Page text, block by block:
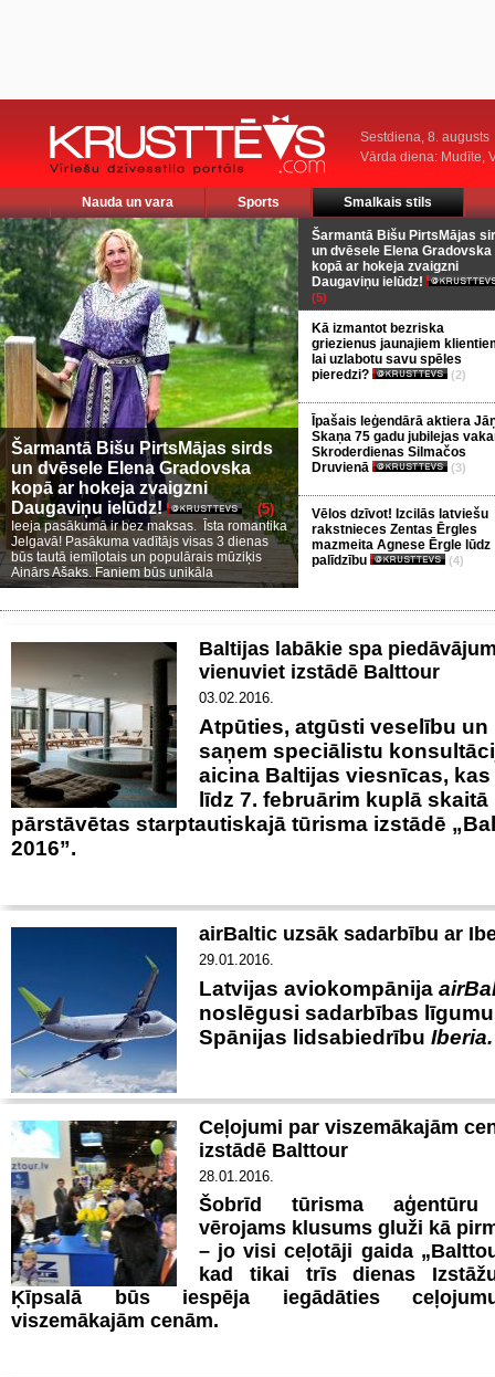
Sestdiena, 8. augusts
Vārda diena: Mudīte,
Nauda un vara Sports Smalkais stils
Šarmantā Bišu PirtsMājas sirds
un dvēsele Elena Gradovska
kopā ar hokeja zvaigzni
Daugaviņu ielūdz!
(5)
Ieeja pasākumā ir bez maksas. Īsta romantika
Jelgavā! Pasākuma vadītājs visas 3 dienas
būs tautā iemīļotais un populārais mūziķis
Ainārs Ašaks. Faniem būs unikāla
Šarmantā Bišu PirtsMājas
un dvēsele Elena Gradovska
kopā ar hokeja zvaigzni
Daugaviņu ielūdz!
(5)
Kā izmantot bezriska
griezienus jaunajiem
lai uzlabotu savu spēles
pieredzi?
(2)
Īpašais leģendārā aktiera
Skaņa 75 gadu jubilejas
Skroderdienas Silmačos
Druvienā
(3)
Vēlos dzīvot! Izcilās latviešu
rakstnieces Zentas Ērgles
mazmeita Agnese Ērgle lūdz
palīdzību
(4)
Baltijas labākie spa
vienuviet izstādē Balttour
03.02.2016.
Atpūties, atgūsti veselību un
saņem speciālistu
aicina Baltijas viesnīcas, kas
līdz 7. februārim kuplā skaitā
pārstāvētas starptautiskajā tūrisma izstādē
2016”.
airBaltic uzsāk sadarbību ar
29.01.2016.
Latvijas aviokompānija
noslēgusi sadarbības
Spānijas lidsabiedrību Iberia.
Ceļojumi par viszemākajām
izstādē Balttour
28.01.2016.
Šobrīd tūrisma aģentūru
vērojams klusums gluži kā
– jo visi ceļotāji gaida
kad tikai trīs dienas
Ķīpsalā būs iespēja iegādāties
viszemākajām cenām.